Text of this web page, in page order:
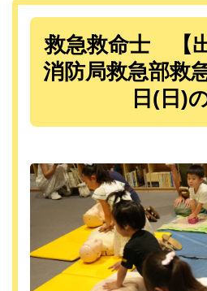
救急救命士 【
消防局救急部救
日(日)